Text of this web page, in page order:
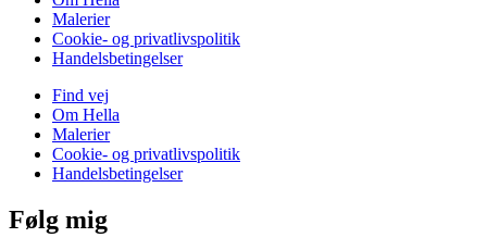
Malerier
Cookie- og privatlivspolitik
Handelsbetingelser
Find vej
Om Hella
Malerier
Cookie- og privatlivspolitik
Handelsbetingelser
Følg mig